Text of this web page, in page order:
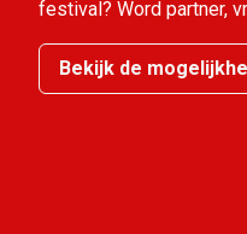
festival? Word partner,
Bekijk de